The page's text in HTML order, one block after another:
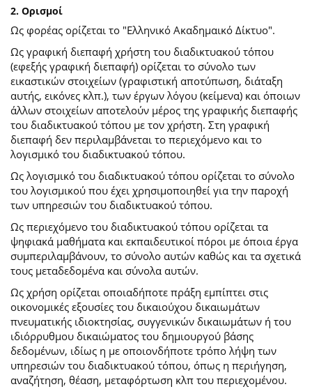
2. Ορισμοί
Ως φορέας ορίζεται το "Ελληνικό Ακαδημαικό Δίκτυο".
Ως γραφική διεπαφή χρήστη του διαδικτυακού τόπου
(εφεξής γραφική διεπαφή) ορίζεται το σύνολο των
εικαστικών στοιχείων (γραφιστική αποτύπωση, διάταξη
αυτής, εικόνες κλπ.), των έργων λόγου (κείμενα) και όποιων
άλλων στοιχείων αποτελούν μέρος της γραφικής διεπαφής
του διαδικτυακού τόπου με τον χρήστη. Στη γραφική
διεπαφή δεν περιλαμβάνεται το περιεχόμενο και το
λογισμικό του διαδικτυακού τόπου.
Ως λογισμικό του διαδικτυακού τόπου ορίζεται το σύνολο
του λογισμικού που έχει χρησιμοποιηθεί για την παροχή
των υπηρεσιών του διαδικτυακού τόπου.
Ως περιεχόμενο του διαδικτυακού τόπου ορίζεται τα
ψηφιακά μαθήματα και εκπαιδευτικοί πόροι με όποια έργα
συμπεριλαμβάνουν, το σύνολο αυτών καθώς και τα σχετικά
τους μεταδεδομένα και σύνολα αυτών.
Ως χρήση ορίζεται οποιαδήποτε πράξη εμπίπτει στις
οικονομικές εξουσίες του δικαιούχου δικαιωμάτων
πνευματικής ιδιοκτησίας, συγγενικών δικαιωμάτων ή του
ιδιόρρυθμου δικαιώματος του δημιουργού βάσης
δεδομένων, ιδίως η με οποιονδήποτε τρόπο λήψη των
υπηρεσιών του διαδικτυακού τόπου, όπως η περιήγηση,
αναζήτηση, θέαση, μεταφόρτωση κλπ του περιεχομένου.